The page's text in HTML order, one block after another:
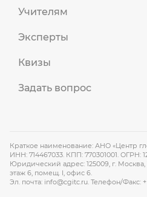
Учителям
Эксперты
Квизы
Задать вопрос
Краткое наименование: АНО «Центр
ИНН: 714467033. КПП: 770301001. ОГРН:
Юридический адрес: 125009, г. Москва,
этаж 6, помещ. I, офис 6.
Эл. почта: info@cgitc.ru. Телефон/Факс: